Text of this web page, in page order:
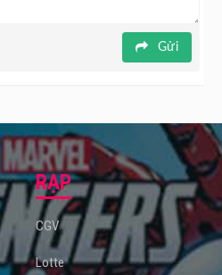
Gửi
RẠP
CGV
Lotte